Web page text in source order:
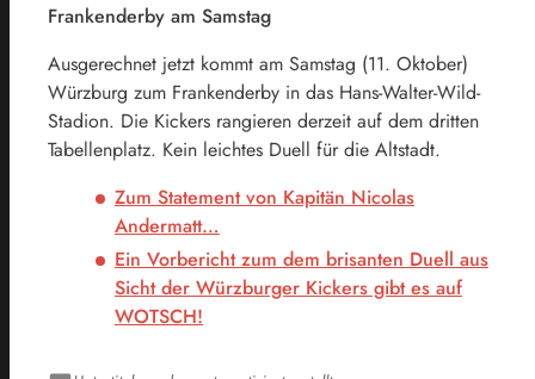
Frankenderby am Samstag
Ausgerechnet jetzt kommt am Samstag (11. Oktober)
Würzburg zum Frankenderby in das Hans-Walter-Wild-
Stadion. Die Kickers rangieren derzeit auf dem dritten
Tabellenplatz. Kein leichtes Duell für die Altstadt.
Zum Statement von Kapitän Nicolas
Andermatt…
Ein Vorbericht zum dem brisanten Duell aus
Sicht der Würzburger Kickers gibt es auf
WOTSCH!